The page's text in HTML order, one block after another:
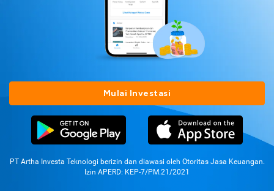
Mulai Investasi
PT Artha Investa Teknologi berizin dan diawasi oleh Otoritas Jasa Keuangan.
Izin APERD: KEP-7/PM.21/2021